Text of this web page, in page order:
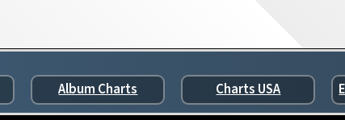
Album Charts Charts USA